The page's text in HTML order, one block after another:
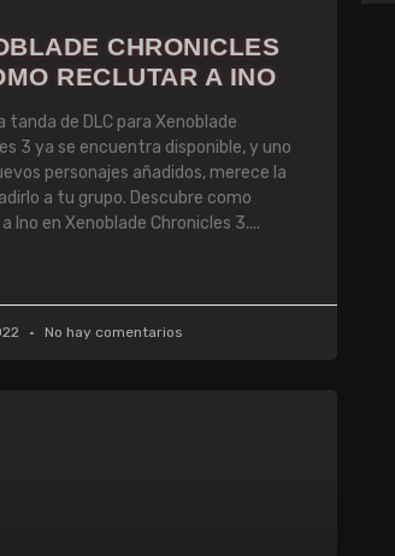
CHRONICLES
RECLUTAR A INO
tanda de DLC para Xenoblade
3 ya se encuentra disponible, y uno
personajes añadidos, merece la
a tu grupo. Descubre como
Ino en Xenoblade Chronicles 3.
No hay comentarios